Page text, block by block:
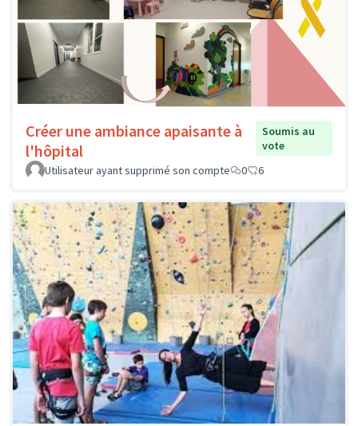
Créer une ambiance apaisante à
l'hôpital
Soumis au
vote
Utilisateur ayant supprimé son compte
0 6